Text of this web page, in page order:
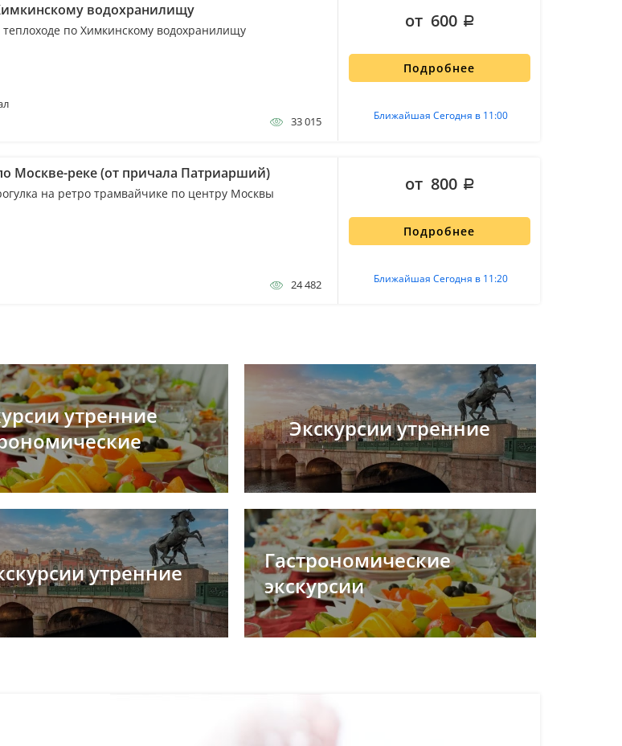
водохранилищу
теплоходе по Химкинскому водохранилищу
33 015
Подробнее
Ближайшая Сегодня в 11:00
от 600
Москве-реке (от причала Патриарший)
на ретро трамвайчике по центру Москвы
24 482
Подробнее
Ближайшая Сегодня в 11:20
от 800
утренние
Экскурсии утренние
утренние
Гастрономические
экскурсии